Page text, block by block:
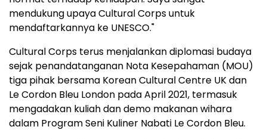
mendukung upaya Cultural Corps untuk
mendaftarkannya ke UNESCO."
Cultural Corps terus menjalankan diplomasi budaya
sejak penandatanganan Nota Kesepahaman (MOU)
tiga pihak bersama Korean Cultural Centre UK dan
Le Cordon Bleu London padaApril 2021, termasuk
mengadakan kuliah dan demo makanan wihara
dalam Program Seni Kuliner Nabati Le Cordon Bleu.